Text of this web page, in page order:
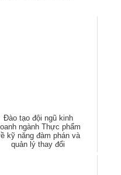
Đào tạo đội ngũ kinh
ngành Thực phẩm
kỹ năng đàm phán và
quản lý thay đổi